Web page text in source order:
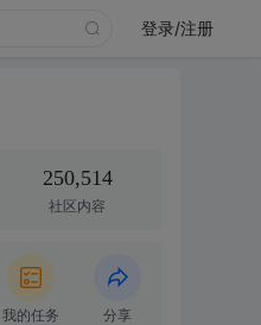
登录/注册
250,514
社区内容
我的任务 分享